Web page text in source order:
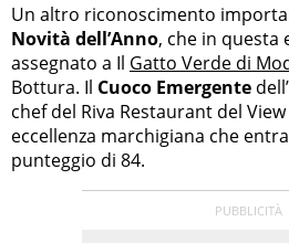
Un altro riconoscimento
Novità dell’Anno, che in questa
assegnato a Il Gatto Verde di
Bottura. Il Cuoco Emergente
chef del Riva Restaurant del
eccellenza marchigiana che
punteggio di 84.